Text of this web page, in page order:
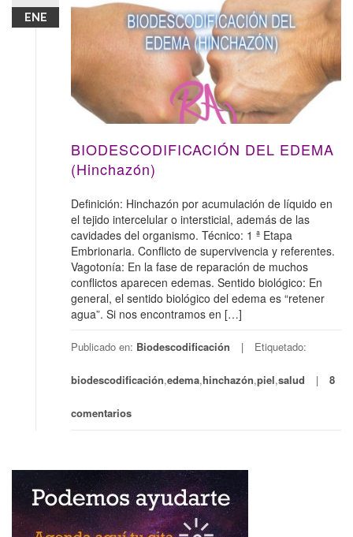
ENE
BIODESCODIFICACIÓN DEL EDEMA
(Hinchazón)
Definición: Hinchazón por acumulación de líquido en
el tejido intercelular o intersticial, además de las
cavidades del organismo. Técnico: 1 ª Etapa
Embrionaria. Conflicto de supervivencia y referentes.
Vagotonía: En la fase de reparación de muchos
conflictos aparecen edemas. Sentido biológico: En
general, el sentido biológico del edema es “retener
agua”. Si nos encontramos en […]
Publicado en: Biodescodificación Etiquetado:
biodescodificación,edema,hinchazón,piel,salud 8
comentarios